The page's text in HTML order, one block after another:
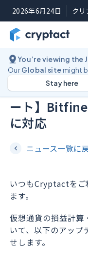
2026年6月24日 ク
You’re viewing the
OurGlobal sitemight
Stay here
機能アップデート
【仮想通貨
ート】
に対応
ニュース一覧に
いつもCryptactをご
ます。
仮想通貨の損益計算
いて、以下のアップ
せします。